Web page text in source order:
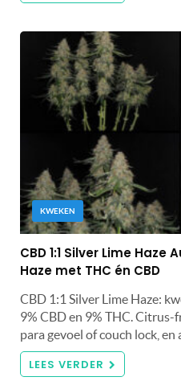
KWEKEN
CBD 1:1 Silver Lime
Haze met THC én CBD
CBD 1:1 Silver Lime Haze:
9% CBD en 9% THC.
para gevoel of couch lock, en
LEES VERDER